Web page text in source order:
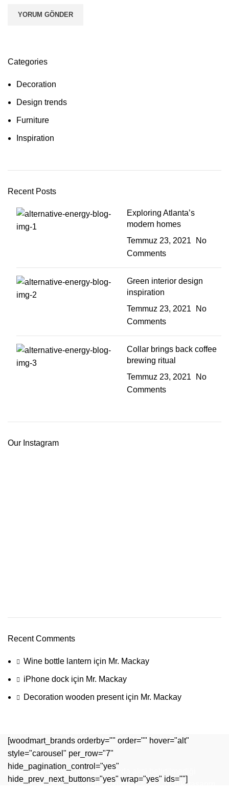
Categories
Decoration
Design trends
Furniture
Inspiration
Recent Posts
Exploring Atlanta’s
modern homes
Temmuz 23, 2021
No
Comments
Green interior design
inspiration
Temmuz 23, 2021
No
Comments
Collar brings back coffee
brewing ritual
Temmuz 23, 2021
No
Comments
Our Instagram
Recent Comments
Wine bottle lantern için Mr. Mackay
iPhone dock için Mr. Mackay
Decoration wooden presentiçin Mr. Mackay
[woodmart_brands orderby="" order="" hover="alt"
style="carousel" per_row="7"
hide_pagination_control="yes"
hide_prev_next_buttons="yes" wrap="yes" ids=""]
Site içerisinde yer alan sayfalarda aksi belirtilmediği
sürece, site içindeki hiçbir doküman, sayfa, grafik, tasarım